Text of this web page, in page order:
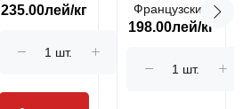
лососевая
Moldovenesc"
235.00лей/кг
Французский
гриль, кг
198.00лей/кг